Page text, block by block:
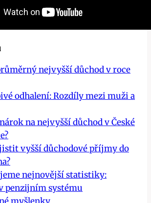
nejvyšší důchod v roce
odhalení: Rozdíly mezi muži a
na nejvyšší důchod v České
vyšší důchodové příjmy do
nejnovější statistiky:
penzijním systému